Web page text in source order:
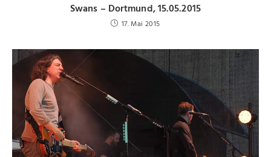
Swans – Dortmund, 15.05.2015
17. Mai 2015